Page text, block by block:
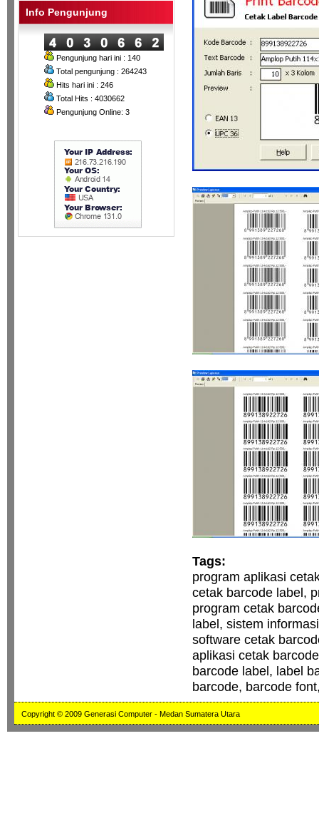
Tags:
program aplikasi
cetak barcode label,
program cetak
label, sistem
software cetak
aplikasi cetak
barcode label, label
barcode, barcode
Info Pengunjung
Pengunjung hari ini : 140
Total pengunjung : 264243
Hits hari ini : 246
Total Hits : 4030662
Pengunjung Online: 3
Copyright © 2009 Generasi Computer - Medan Sumatera Utara